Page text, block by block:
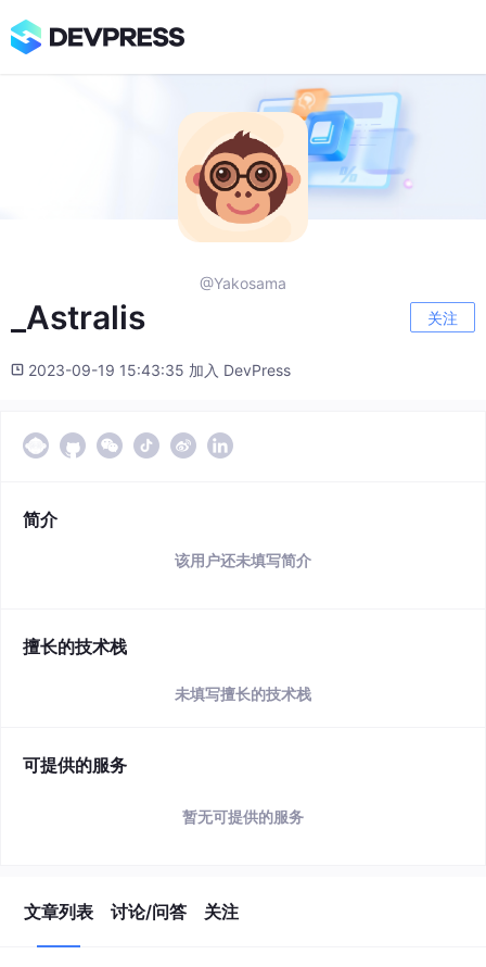
@Yakosama
_Astralis 关注
2023-09-19 15:43:35 加入 DevPress
简介
该用户还未填写简介
擅长的技术栈
未填写擅长的技术栈
可提供的服务
暂无可提供的服务
文章列表 讨论/问答 关注